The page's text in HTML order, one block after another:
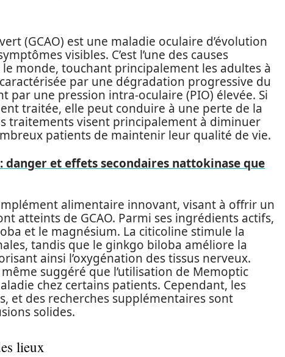
(GCAO) est une maladie oculaire d’évolution
visibles. C’est l’une des causes
monde, touchant principalement les adultes à
par une dégradation progressive du
par une pression intra-oculaire (PIO) élevée. Si
traitée, elle peut conduire à une perte de la
traitements visent principalement à diminuer
patients de maintenir leur qualité de vie.
danger et effets secondaires nattokinase que
alimentaire innovant, visant à offrir un
atteints de GCAO. Parmi ses ingrédients actifs,
et le magnésium. La citicoline stimule la
tandis que le ginkgo biloba améliore la
ainsi l’oxygénation des tissus nerveux.
suggéré que l’utilisation de Memoptic
chez certains patients. Cependant, les
et des recherches supplémentaires sont
solides.
lieux